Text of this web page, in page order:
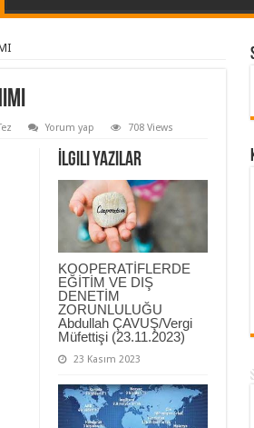
Yorum yap 708 Views
İlgili Yazılar
KOOPERATİFLERDE
EĞİTİM VE DIŞ
DENETİM
ZORUNLULUĞU
Abdullah ÇAVUŞ/Vergi
Müfettişi (23.11.2023)
23 Kasım 2023